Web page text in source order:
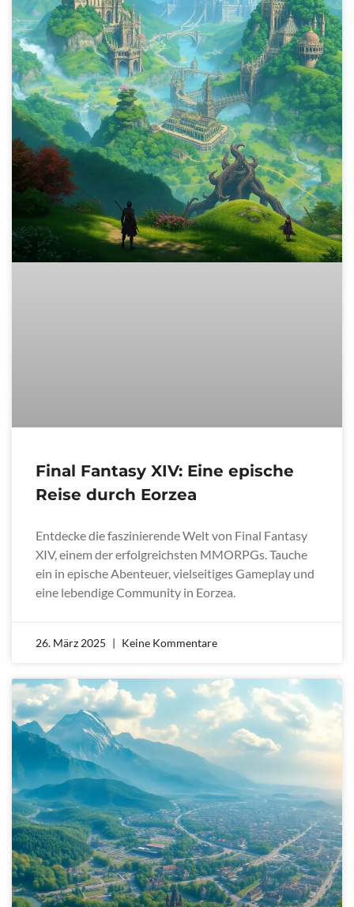
Final Fantasy XIV: Eine epische
Reise durch Eorzea
Entdecke die faszinierende Welt von Final Fantasy
XIV, einem der erfolgreichsten MMORPGs. Tauche
ein in epische Abenteuer, vielseitiges Gameplay und
eine lebendige Community in Eorzea.
26. März 2025 Keine Kommentare